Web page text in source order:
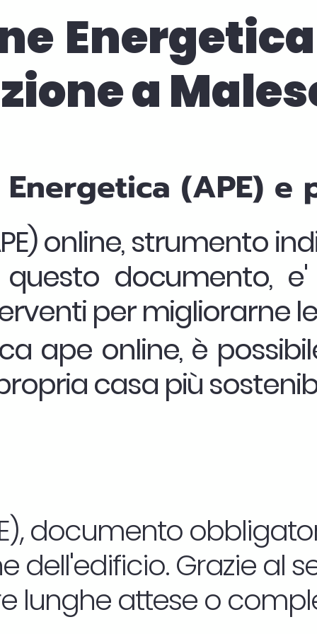
a
(APE)
online, strumento
documento,
per migliorarne
ape online, è
casa più
documento
dell'edificio. Grazie al
lunghe attese o